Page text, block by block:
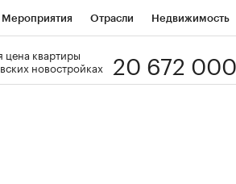
Мероприятия Отрасли Недвижимость
РБК Образование
цена квартиры
новостройках
20 672 000